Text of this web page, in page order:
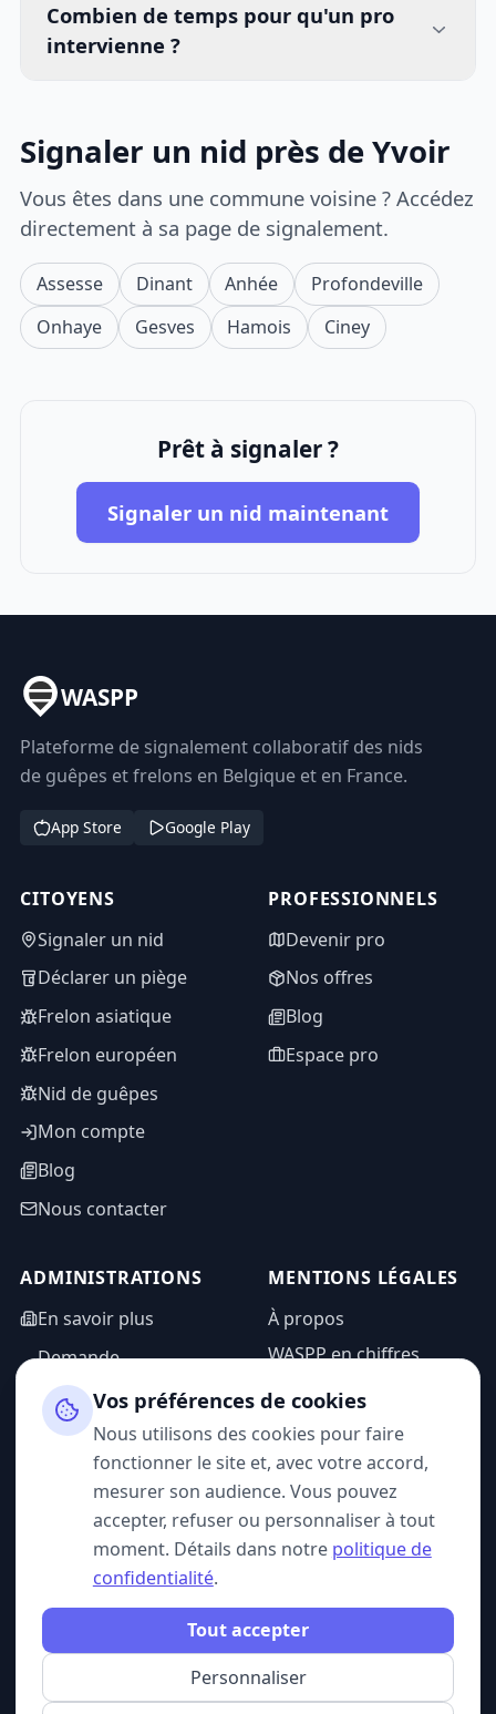
Combien de temps pour qu'un pro
intervienne ?
Signaler un nid près de Yvoir
Vous êtes dans une commune voisine ? Accédez
directement à sa page de signalement.
Assesse Dinant Anhée
Profondeville
Onhaye
Gesves Hamois Ciney
Prêt à signaler ?
Signaler un nid maintenant
WASPP
Plateforme de signalement collaboratif des nids
de guêpes et frelons en Belgique et en France.
App Store Google Play
CITOYENS
Signaler un nid
Déclarer un piège
Frelon asiatique
Frelon européen
Nid de guêpes
Mon compte
Blog
Nous contacter
PROFESSIONNELS
Devenir pro
Nos offres
Blog
Espace pro
ADMINISTRATIONS
En savoir plus
Demande
d'information
Espace admin
MENTIONS LÉGALES
À propos
WASPP en chiffres
Mentions légales
Politique de
confidentialité
CGU
SUIVEZ-NOUS
© 2026 WASPP. Tous droits réservés.
Vos préférences de cookies
Nous utilisons des cookies pour faire
fonctionner le site et, avec votre accord,
mesurer son audience. Vous pouvez
accepter, refuser ou personnaliser à tout
moment. Détails dans notre politique de
confidentialité.
Personnaliser
Tout accepter